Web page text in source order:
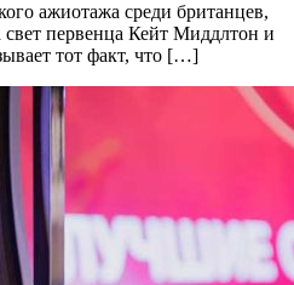
ажиотажа среди британцев,
первенца Кейт Миддлтон и
тот факт, что […]